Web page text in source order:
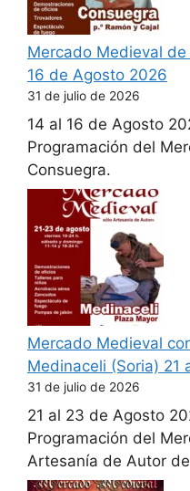
Mercado Medieval
16 de Agosto 2026
31 de julio de 2026
14 al 16 de Agosto
Programación del
Consuegra.
Mercado Medieval
Medinaceli (Soria) 21
31 de julio de 2026
21 al 23 de Agosto
Programación del
Artesanía de Autor